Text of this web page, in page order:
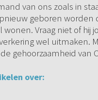
van ons zoals in
geboren worden
Vraag niet of hij
wel uitmaken.
gehoorzaamheid van
over: